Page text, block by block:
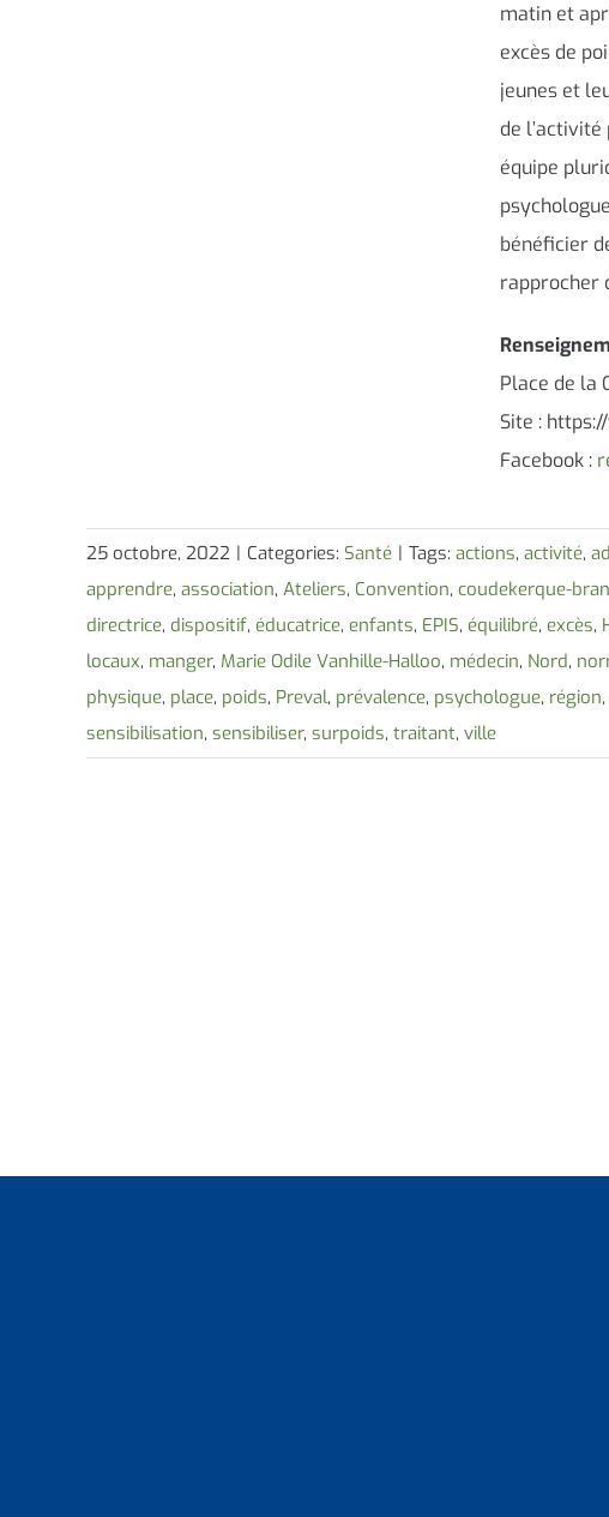
matin et
excès de
jeunes et
de
équipe
bénéficier
rapprocher
Place de la
Site :
Facebook :
25 octobre, 2022 | Categories: Santé | Tags: actions, activité,
apprendre, association, Ateliers, Convention, coudekerque-
directrice, dispositif, éducatrice, enfants, EPIS, équilibré, excès,
locaux, manger, Marie Odile Vanhille-Halloo, médecin, Nord,
physique, place, poids, Preval, prévalence, psychologue, région,
sensibilisation, sensibiliser, surpoids, traitant, ville